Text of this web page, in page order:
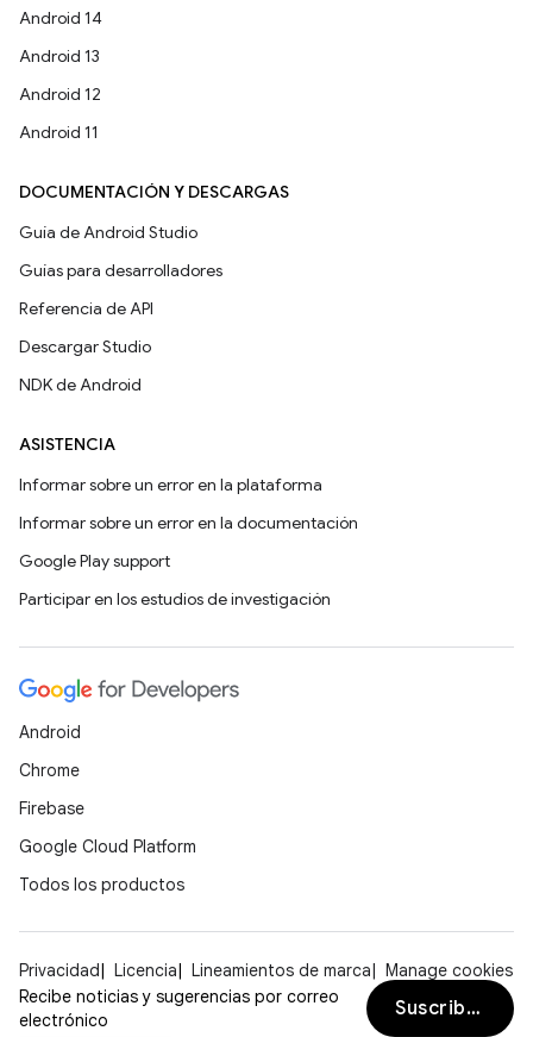
Android 14
Android 13
Android 12
Android 11
DOCUMENTACIÓN Y DESCARGAS
Guía de Android Studio
Guías para desarrolladores
Referencia de API
Descargar Studio
NDK de Android
ASISTENCIA
Informar sobre un error en la plataforma
Informar sobre un error en la documentación
Google Play support
Participar en los estudios de investigación
Android
Chrome
Firebase
Google Cloud Platform
Todos los productos
Privacidad Licencia Lineamientos de marca
Manage cookies
Recibe noticias y sugerencias por correo
electrónico
Suscribirse